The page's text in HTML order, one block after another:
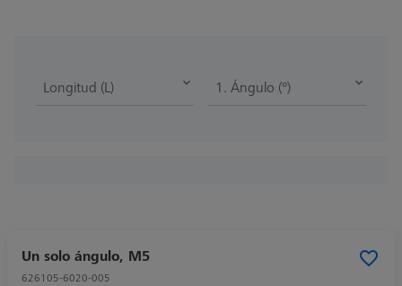
Longitud (L) 1. Ángulo (°)
Un solo ángulo, M5
626105-6020-005